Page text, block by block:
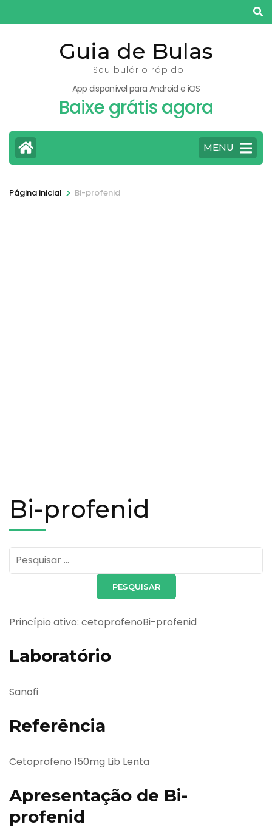
para
Guia de Bulas
Seu bulário rápido
App disponível para Android e iOS
Baixe grátis agora
MENU
Página inicial > Bi-profenid
Bi-profenid
Pesquisar
por:
Princípio ativo: cetoprofenoBi-profenid
Laboratório
Sanofi
Referência
Cetoprofeno 150mg Lib Lenta
Apresentação de Bi-
profenid